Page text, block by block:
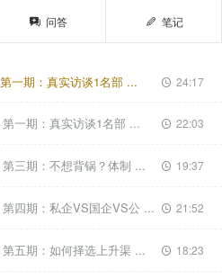
 问答  笔记
 24:17
一期：真实访谈1名部 ...
 22:03
一期：真实访谈1名部 ...
 19:37
三期：不想背锅？体制 ...
 21:52
四期：私企VS国企VS公 ...
 18:23
五期：如何择选上升渠 ...